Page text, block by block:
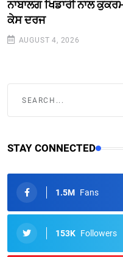
ਨਾਬਾਲਗ ਖਿਡਾਰੀ ਨਾਲ
ਕੇਸ ਦਰਜ
AUGUST 4, 2026
STAY CONNECTED
1.5M Fans
153K Followers